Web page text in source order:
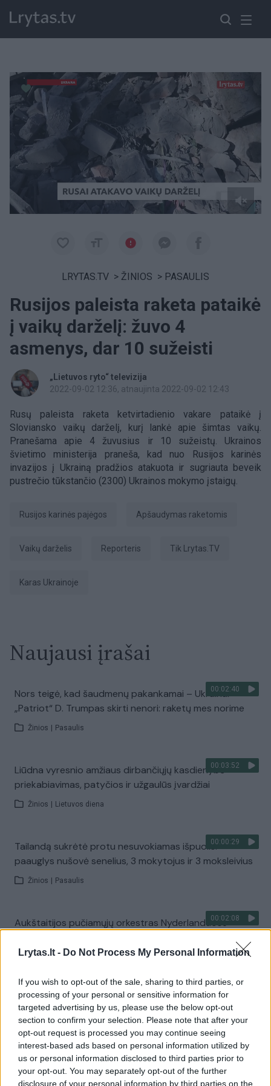
Lrytas.lt - Do Not Process My Personal Information
If you wish to opt-out of the sale, sharing to third parties, or
processing of your personal or sensitive information for
targeted advertising by us, please use the below opt-out
section to confirm your selection. Please note that after your
opt-out request is processed you may continue seeing
interest-based ads based on personal information utilized by
us or personal information disclosed to third parties prior to
your opt-out. You may separately opt-out of the further
disclosure of your personal information by third parties on the
Paremkite Ukrainą
LRYTAS.TV > ŽINIOS > PASAULIS
Rusijos paleista raketa pataikė
į vaikų darželį: žuvo 4
asmenys, dar 10 sužeisti
„Lietuvos ryto“ televizija
2022-09-02 12:36, atnaujinta 2022-09-02 12:43
Rusų paleista raketa ketvirtadienio vakare pataikė į
Sloviansko vaikų darželį, kurį lankė apie šimtas vaikų.
Pranešama apie 4 žuvusius ir 10 sužeistų. Ukrainos
švietimo ministerija praneša, kad nuo Rusijos karinės
invazijos į Ukrainą pradžios atakuota ir sugriauta beveik
pustrečio tūkstančio (2300) Ukrainos mokymo įstaigų.
Rusijos karinės pajėgos apšaudymas raketomis
vaikų darželis Reporteris tik Lrytas.TV
karas Ukrainoje
Naujausi įrašai
00:02:40
Nors teigė, kad šaudmenų pakankamai – Ukrainai
„Patriot“ D. Trumpas skirti nenori: raketų mes norime
Žinios Pasaulis
00:03:52
Liūdna vyresnio amžiaus dirbančiųjų kasdienybė –
priekabiavimas, patyčios ir užgaulūs įvardžiai
Žinios Lietuvos diena
00:00:29
Tailandą sukrėtė protu nesuvokiamas išpuolis:
paauglys nušovė senelius, 3 mokytojus ir 3 moksleivius
Žinios Pasaulis
00:02:08
Aukštaitijos pučiamųjų orkestras Nyderlanduose
Žinios | Lietuvos diena
Visi įrašai
Žiūrimiausi įrašai